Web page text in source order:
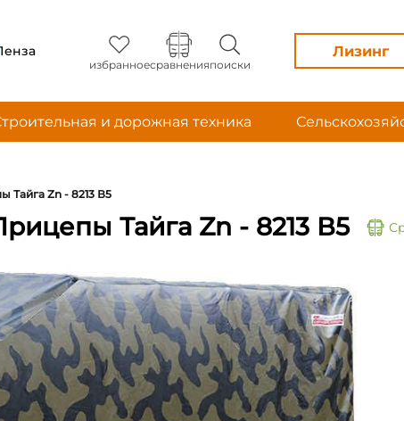
избранноесравненияпоиски
Лизинг
и дорожная техника
Тайга Zn - 8213 В5
Тайга Zn - 8213 В5